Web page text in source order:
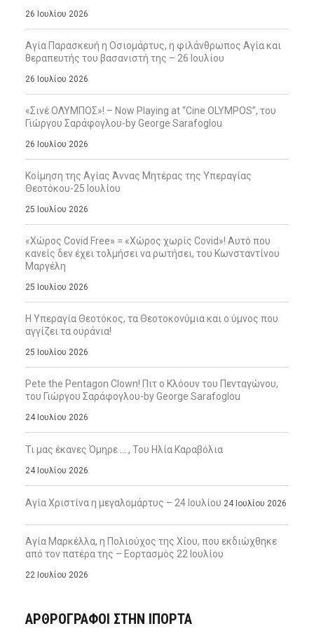
26 Ιουλίου 2026
Αγία Παρασκευή η Οσιομάρτυς, η φιλάνθρωπος Αγία και
θεραπευτής του βασανιστή της – 26 Ιουλίου
26 Ιουλίου 2026
«Σινέ ΟΛΥΜΠΟΣ»! – Now Playing at “Cine OLYMPOS”, του
Γιώργου Σαράφογλου-by George Sarafoglou
26 Ιουλίου 2026
Κοίμηση της Αγίας Άννας Μητέρας της Υπεραγίας
Θεοτόκου-25 Ιουλίου
25 Ιουλίου 2026
«Χώρος Covid Free» = «Χώρος χωρίς Covid»! Αυτό που
κανείς δεν έχει τολμήσει να ρωτήσει, του Κωνσταντίνου
Μαργέλη
25 Ιουλίου 2026
Η Υπεραγία Θεοτόκος, τα Θεοτοκονύμια και ο ύμνος που
αγγίζει τα ουράνια!
25 Ιουλίου 2026
Pete the Pentagon Clown! Πιτ ο Κλόουν του Πενταγώνου,
του Γιώργου Σαράφογλου-by George Sarafoglou
24 Ιουλίου 2026
Τι μας έκανες Όμηρε … , Του Ηλία Καραβόλια
24 Ιουλίου 2026
Αγία Χριστίνα η μεγαλομάρτυς – 24 Ιουλίου 24 Ιουλίου 2026
Αγία Μαρκέλλα, η Πολιούχος της Χίου, που εκδιώχθηκε
από τον πατέρα της – Εορτασμός 22 Ιουλίου
22 Ιουλίου 2026
ΑΡΘΡΟΓΡΑΦΟΙ ΣΤΗΝ IΠΟΡΤΑ